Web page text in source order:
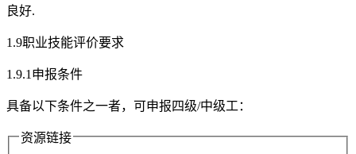
良好.
1.9职业技能评价要求
1.9.1申报条件
具备以下条件之一者，可申报四级/中级工：
资源链接